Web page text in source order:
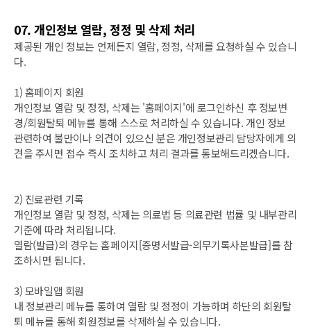
07. 개인정보 열람, 정정 및 삭제 처리
제공된 개인 정보는 언제든지 열람, 정정, 삭제를 요청하실 수 있습니
다.
1) 홈페이지 회원
개인정보 열람 및 정정, 삭제는 '홈페이지'에 로그인하신 후 정보변
경/회원탈퇴 메뉴를 통해 스스로 처리하실 수 있습니다. 개인 정보
관련하여 불만이나 의견이 있으신 분은 개인정보관리 담당자에게 의
견을 주시면 접수 즉시 조치하고 처리 결과를 통보해드리겠습니다.
2) 진료관련 기록
개인정보 열람 및 정정, 삭제는 의료법 등 의료관련 법률 및 내부관리
기준에 따라 처리됩니다.
열람(발급)의 경우는 홈페이지[증명서발급-의무기록사본발급]를 참
조하시면 됩니다.
3) 모바일앱 회원
내 정보관리 메뉴를 통하여 열람 및 정정이 가능하며 하단의 회원탈
퇴 메뉴를 통해 회원정보를 삭제하실 수 있습니다.